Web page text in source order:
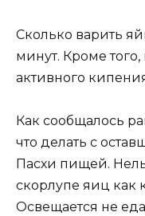
Сколько варить
минут. Кроме
активного
Как сообщалось
что делать с
Пасхи пищей.
скорлупе яиц как
Освещается не